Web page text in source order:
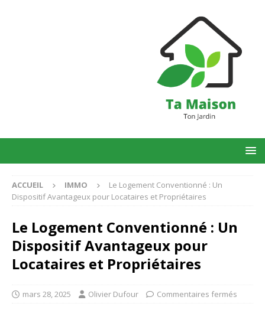
ACCUEIL IMMO
Le Logement Conventionné : Un
Dispositif Avantageux pour Locataires et Propriétaires
Le Logement Conventionné : Un
Dispositif Avantageux pour
Locataires et Propriétaires
mars 28, 2025 Olivier Dufour Commentaires fermés